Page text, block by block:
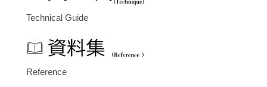
Technical Guide
Reference